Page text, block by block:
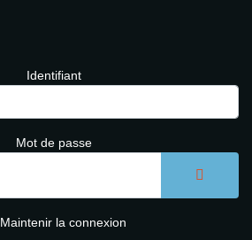
Identifiant
Mot de passe
Maintenir la connexion